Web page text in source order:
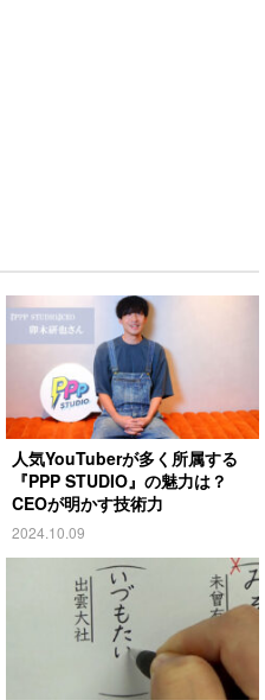
人気YouTuberが多く所属する
『PPP STUDIO』の魅力は？
CEOが明かす技術力
2024.10.09